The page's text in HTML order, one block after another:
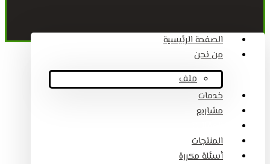
الصفحة الرئيسية
من نحن
ملف
خدمات
مشاريع
المنتجات
أسئلة مكررة